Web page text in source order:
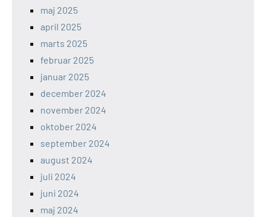
maj 2025
april 2025
marts 2025
februar 2025
januar 2025
december 2024
november 2024
oktober 2024
september 2024
august 2024
juli 2024
juni 2024
maj 2024